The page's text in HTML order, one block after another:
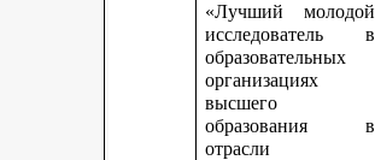
«Лучший молодой
исследователь в
образовательных
организациях
высшего
образования в
отрасли